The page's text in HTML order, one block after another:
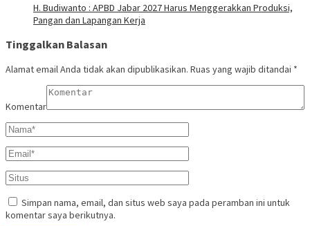
H. Budiwanto : APBD Jabar 2027 Harus Menggerakkan Produksi,
Pangan dan Lapangan Kerja
Tinggalkan Balasan
Alamat email Anda tidak akan dipublikasikan. Ruas yang wajib ditandai *
Komentar
Simpan nama, email, dan situs web saya pada peramban ini untuk
komentar saya berikutnya.